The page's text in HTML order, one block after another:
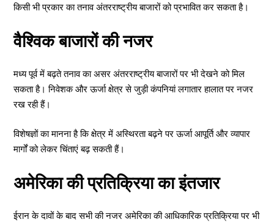
किसी भी प्रकार का तनाव अंतरराष्ट्रीय बाजारों को प्रभावित कर सकता है।
वैश्विक बाजारों की नजर
मध्य पूर्व में बढ़ते तनाव का असर अंतरराष्ट्रीय बाजारों पर भी देखने को मिल
सकता है। निवेशक और ऊर्जा क्षेत्र से जुड़ी कंपनियां लगातार हालात पर नजर
रख रही हैं।
विशेषज्ञों का मानना है कि क्षेत्र में अस्थिरता बढ़ने पर ऊर्जा आपूर्ति और व्यापार
मार्गों को लेकर चिंताएं बढ़ सकती हैं।
अमेरिका की प्रतिक्रिया का इंतजार
ईरान के दावों के बाद सभी की नजर अमेरिका की आधिकारिक प्रतिक्रिया पर भी